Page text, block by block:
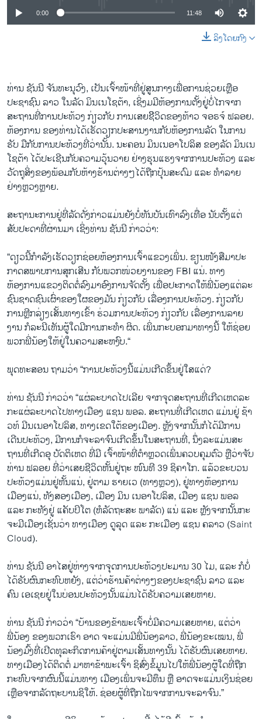
0:00 11:48
ລິງໂດຍກົງ
ທ່ານ ຊັນນີ ຈັນທະນຸວົງ, ເປັນເຈົ້າໜ້າທີ່ຢູ່ສູນກາງເພື່ອການຊ່ວຍເຫຼືອ
ປະຊາຊົນ ລາວ ໃນລັດ ມິນເນໂຊຕ້າ, ເຊິ່ງມມີຫ້ອງການຕັ້ງຢູ່ບໍ່ໄກຈາກ
ສະຖານທີ່ການປະທ້ວງ ກ່ຽວກັບ ການເສຍຊີິວິດຂອງທ້າວ ຈອຣຈ໌ ຟລອຍ.
ຫ້ອງການ ຂອງທ່ານໄດ້ເຮັດວຽກປະສານງານກັບຫ້ອງການລັດ ໃນການ
ຮັບ ມືກັບການປະທ້ວງທີ່ວ່ານັ້ນ. ນະຄອນ ມິນເນອາໂປລິສ ຂອງລັດ ມິນເນ
ໂຊຕ້າ ໄດ້ປະເຊີນກັບຄວາມວຸ້ນວາຍ ຢ່າງຮຸນແຮງຈາກການປະທ້ວງ ແລະ
ວັດຖຸສິ່ງຂອງພ້ອມກັບຫ້າງຮ້ານຕ່າງໆໄດ້ຖືກປຸ້ນສະດົມ ແລະ ທຳລາຍ
ຢ່າງຫຼວງຫຼາຍ.
ສະຖານະການຢູ່ທີ່ລັດດັ່ງກ່າວແມ່ນຍັງບໍ່ທັນບັນເທົາລົງເທື່ອ ນັບຕັ້ງແຕ່
ສັບປະດາທີ່ຜ່ານມາ ເຊິ່ງທ່ານ ຊັນນີ ກ່າວວ່າ:
“ດຽວນີ້ກຳລັງເຮັດວຽກຊ່ອຍຫ້ອງການເຈົ້າແຂວງເພິ່ນ. ຂຽນໜັງສືມາປະ
ກາດສພາບການສຸກເສີນ ກັບພວກໜ່ວຍງານຂອງ FBI ແນ່. ທາງ
ຫ້ອງການແຂວງຕິດຕໍ່ລົງມາອົງການຈັດຕັ້ງ ເພື່ອປະກາດໃຫ້ພີ່ນ້ອງແຕ່ລະ
ຊົນຊາດຊົນເຜົ່າຂອງໃຜຂອງມັນ ກ່ຽວກັບ ເລື່ອງການປະທ້ວງ. ກ່ຽວກັບ
ການຫຼີກລ່ຽງເສັ້ນທາງເຂົ້າ ຮ່ວມການປະທ້ວງ ກ່ຽວກັບ ເລື່ອງການລາຍ
ງານ ກໍລະນີເຫັນຜູ້ໃດມີການກະທຳ ຜິດ. ເພິ່ນກະບອກມາທາງນີ້ ໃຫ້ຊ່ອຍ
ພວກພີ່ນ້ອງໃຫ້ຢູ່ໃນຄວາມສະຫງົບ.“
ພຸດທະສອນ ຖາມວ່າ “ການປະທ້ວງນີ້ແມ່ນເກີດຂຶ້ນຢູ່ໃສແດ່?
ທ່ານ ຊັນນີ ກ່າວວ່າ “ແຜ່ລະບາດໄປເລີຍ ຈາກຈຸດສະຖານທີ່ເກີດເຫດລະ
ກະແຜ່ລະບາດໄປທາງເມືອງ ແຊນ ພອລ. ສະຖານທີ່ເກີດເຫດ ແມ່ນຢູ່ ຊ້າ
ວທ໌ ມີນເນອາໂປລິສ, ທາງເຂດໃຕ້ຂອງເມືອງ. ຫຼັງຈາກນັ້ນກໍໄດ້ມີການ
ເດີນປະທ້ວງ,​ ມີການກໍຈະລາຈົນເກີດຂຶ້ນໃນສະຖານທີ່, ນຶ່ງລະແມ່ນສະ
ຖານທີ່ເກີດອຸ ບັດຕິເຫດ ທີ່ມີ ເຈົ້າໜ້າທີ່ຕຳຫຼວດເພິ່ນຄວບຄຸມຕົວ ຫຼືວ່າຈັບ
ທ່ານ ຟລອຍ ທີ່ວ່າເສຍຊີວິດຫັ້ນຢູ່ຖະ ໜົນທີ 39 ຊິຄາໂກ. ແລ້ວຂະບວນ
ປະທ້ວງແມ່ນຢູ່ຫັ້ນແນ່, ຢູ່ຕາມ ຮາຍເວ (ທາງຫຼວງ), ຢູ່ທາງຫ້ອງການ
ເມືອງແນ່,​ ທັງສອງເມືອງ, ເມືອງ ມິນ ເນອາໂປລິສ, ເມືອງ ແຊນ ພອລ
ແລະ ກະທັງຢູ່ ແຄັບປິໂຕ (ຫໍລັດຖະສະ ພາລັດ) ແນ່ ແລະ ຫຼັງຈາກນັ້ນກະ
ຈະມີເມືອງເຊັ່ນວ່າ ທາງເມືອງ ດູລຸດ ແລະ ກະເມືອງ ແຊນ ຄລາວ (Saint
Cloud).
ທ່ານ ຊັນນີ ອາໄສຢູ່ຫ່າງຈາກຈຸດການປະທ້ວງປະມານ 30 ໄມ, ແລະ ກໍບໍ່
ໄດ້ຮັບຜົນກະທົບຫຍັງ, ແຕ່ວ່າຮ້ານຄ້າຕ່າງໆຂອງປະຊາຊົນ ລາວ ແລະ
ຄົນ ເອເຊຍຢູ່ໃນບ່ອນປະທ້ວງນັ້ນແມ່ນໄດ້ຮັບຄວາມເສຍຫາຍ.
ທ່ານ ຊັນນີ ກ່າວວ່າ “ບ້ານຂອງຂ້າພະເຈົ້າບໍ່ມີຄວາມເສຍຫາຍ, ແຕ່ວ່າ
ພີ່ນ້ອງ ຂອງພວກເຮົາ ອາດ ຈະແມ່ນມີພີ່ນ້ອງລາວ, ພີ່ນ້ອງຂະເໝນ, ພີ່
ນ້ອງມົ້ງທີ່ເປີດທຸລະກິດການຄ້າຢູ່ຕາມເສັ້ນທາງນັ້ນ ໄດ້ຮັບຜົນເສຍຫາຍ.
ທາງເມືອງໄດ້ຕິດຕໍ່ ມາຫາຂ້າພະເຈົ້າ ຊິສົ່ງຂໍ້ມູນໄປໃຫ້ພີ່ນ້ອງຜູ້ໃດທີ່ຖືກ
ກະທົບຈາກຜົນນີ້ແມ່ນທາງ ເມືອງເພິ່ນຈະມີທຶນ ຫຼື ອາດຈະແມ່ນເງິນຊ່ອຍ
ເຫຼືອຈາກລັດຖະບານຊິໃຫ້. ຊ່ອຍຜູ້ທີ່ຖືກໄພຈາກການຈະລາຈົນ.”